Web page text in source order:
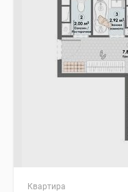
Квартира